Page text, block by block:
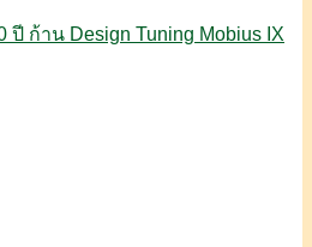
ปี ก้าน Design Tuning Mobius IX